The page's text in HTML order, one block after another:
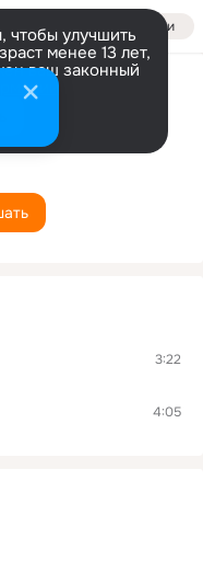
Войти
улучшить
менее 13 лет,
ваш законный
3:22
4:05